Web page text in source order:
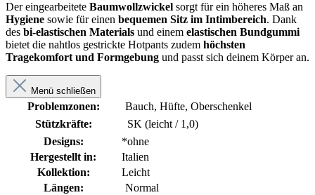
Der eingearbeitete Baumwollzwickel sorgt für ein höheres Maß an
Hygiene sowie für einen bequemen Sitz im Intimbereich. Dank
des bi-elastischen Materials und einem elastischen Bundgummi
bietet die nahtlos gestrickte Hotpants zudem höchsten
Tragekomfort und Formgebung und passt sich deinem Körper an.
Menü schließen
Problemzonen:
Bauch, Hüfte, Oberschenkel
Stützkräfte:
SK (leicht / 1,0)
Designs:
*ohne
Hergestellt in:
Italien
Kollektion:
Leicht
Längen:
Normal